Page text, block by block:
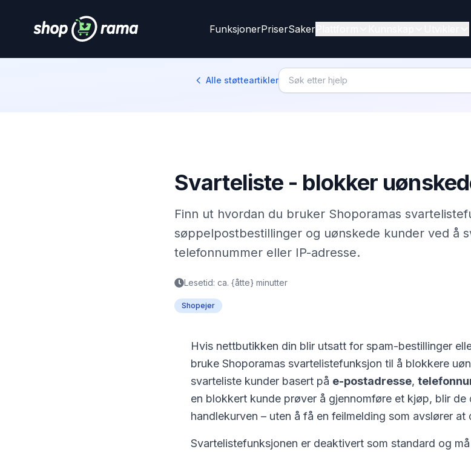
FunksjonerPriserSakerPlattform
Alle støtteartikler
Svarteliste - blokker
Finn ut hvordan du bruker Shoporamas
søppelpostbestillinger og uønskede kunder ved å
telefonnummer eller IP-adresse.
Lesetid: ca. {åtte} minutter
Shopejer
Hvis nettbutikken din blir utsatt for spam-bestillinger
bruke Shoporamas svartelistefunksjon til å blokkere
svarteliste kunder basert på e-postadresse,
en blokkert kunde prøver å gjennomføre et kjøp, blir de
handlekurven – uten å få en feilmelding som avslører at
Svartelistefunksjonen er deaktivert som standard og